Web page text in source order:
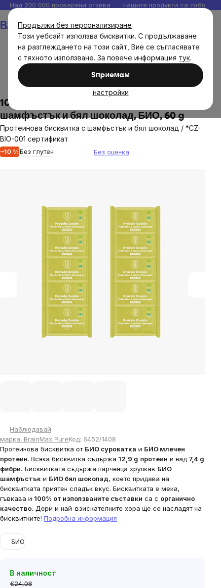
Продължи без персонализиране
Този уебсайт използва бисквитки. С продължаване
на разглеждането на този сайт, Вие се съгласявате
с тяхното използване. За повече информация тук.
Sпpиeмaм
настройки
Прескочи
към
съдържанието
Над 200 000 проверени отзива Нашите продукти са
Хранителни продукти
Сладки и солени закуски
Пръчици и бисквитки
10 x BrainMax Pure® Protein Cookie -
шамфъстък и бял шоколад, БИО, 60 g
Протеинова бисквитка с шамфъстък и бял шоколад / *CZ-
BIO-001 сертификат
–10 %Без глутен
0,0
out
of
5
stars.
Без оценка
Наблюдавай
марка: BrainMax PureКод: 6452/1408
Протеинова бисквитка от БИО суроватка и БИО млечен
протеин. Всяка бисквитка съдържа 12,9 g протеин и над 7,4 g
фибри. Бисквитката съдържа парченца хрупкав БИО
шамфъстък и БИО бял шоколад, което придава на
бисквитката приятен сладък вкус. Бисквитката е мека,
гъвкава и 100% от използваните съставки са с органично
качество. Дори и най-взискателните хора ще се насладят на
бисквитките! Подробна информация
БИО
В наличност
€24,08